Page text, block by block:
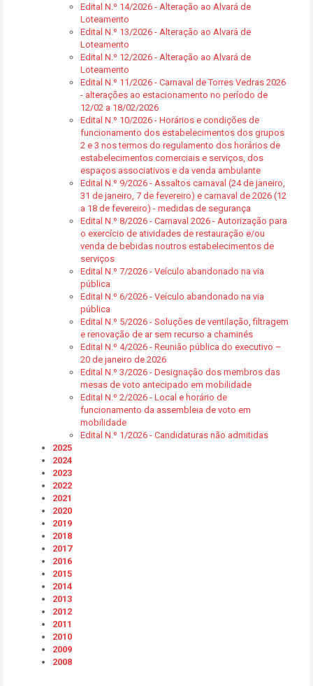
Edital N.º 14/2026 - Alteração ao Alvará de
Loteamento
Edital N.º 13/2026 - Alteração ao Alvará de
Loteamento
Edital N.º 12/2026 - Alteração ao Alvará de
Loteamento
Edital N.º 11/2026 - Carnaval de Torres Vedras 2026
- alterações ao estacionamento no período de
12/02 a 18/02/2026
Edital N.º 10/2026 - Horários e condições de
funcionamento dos estabelecimentos dos grupos
2 e 3 nos termos do regulamento dos horários de
estabelecimentos comerciais e serviços, dos
espaços associativos e da venda ambulante
Edital N.º 9/2026 - Assaltos carnaval (24 de janeiro,
31 de janeiro, 7 de fevereiro) e carnaval de 2026 (12
a 18 de fevereiro) - medidas de segurança
Edital N.º 8/2026 - Carnaval 2026 - Autorização para
o exercício de atividades de restauração e/ou
venda de bebidas noutros estabelecimentos de
serviços
Edital N.º 7/2026 - Veículo abandonado na via
pública
Edital N.º 6/2026 - Veículo abandonado na via
pública
Edital N.º 5/2026 - Soluções de ventilação, filtragem
e renovação de ar sem recurso a chaminés
Edital N.º 4/2026 - Reunião pública do executivo –
20 de janeiro de 2026
Edital N.º 3/2026 - Designação dos membros das
mesas de voto antecipado em mobilidade
Edital N.º 2/2026 - Local e horário de
funcionamento da assembleia de voto em
mobilidade
Edital N.º 1/2026 - Candidaturas não admitidas
2025
2024
2023
2022
2021
2020
2019
2018
2017
2016
2015
2014
2013
2012
2011
2010
2009
2008